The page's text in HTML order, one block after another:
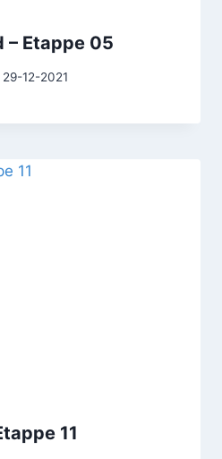
– Etappe 05
29-12-2021
11